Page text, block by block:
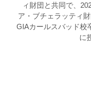
ィ財団と共同で、
ア・ブチェラッティ
GIAカールスバッド校
に